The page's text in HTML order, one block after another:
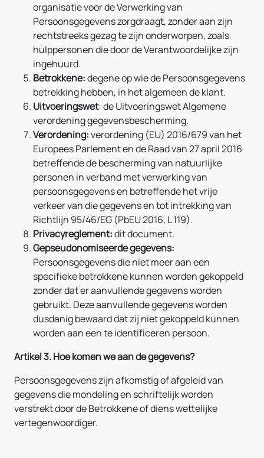
organisatie voor de Verwerking van
Persoonsgegevens zorgdraagt, zonder aan zijn
rechtstreeks gezag te zijn onderworpen, zoals
hulppersonen die door de Verantwoordelijke zijn
ingehuurd.
Betrokkene:degene op wie de Persoonsgegevens
betrekking hebben, in het algemeen de klant.
Uitvoeringswet: de Uitvoeringswet Algemene
verordening gegevensbescherming.
Verordening:verordening (EU) 2016/679 van het
Europees Parlement en de Raad van 27 april 2016
betreffende de bescherming van natuurlijke
personen in verband met verwerking van
persoonsgegevens en betreffende het vrije
verkeer van die gegevens en tot intrekking van
Richtlijn 95/46/EG (PbEU 2016, L 119).
Privacyreglement:dit document.
Gepseudonomiseerde gegevens:
Persoonsgegevens die niet meer aan een
specifieke betrokkene kunnen worden gekoppeld
zonder dat er aanvullende gegevens worden
gebruikt. Deze aanvullende gegevens worden
dusdanig bewaard dat zij niet gekoppeld kunnen
worden aan een te identificeren persoon.
Artikel 3. Hoe komen we aan de gegevens?
Persoonsgegevens zijn afkomstig of afgeleid van
gegevens die mondeling en schriftelijk worden
verstrekt door de Betrokkene of diens wettelijke
vertegenwoordiger.